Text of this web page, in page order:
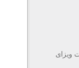
ویزای